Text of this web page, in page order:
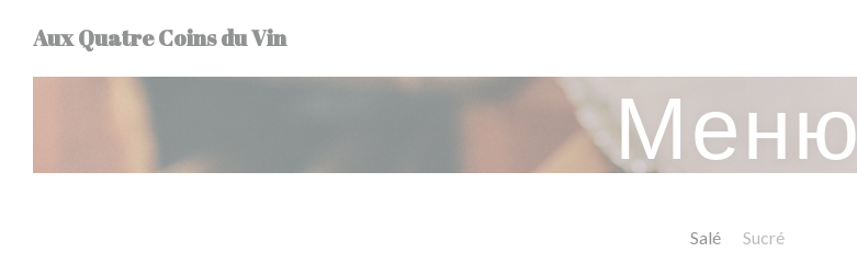
Aux Quatre Coins du Vin
Меню
Salé Sucré